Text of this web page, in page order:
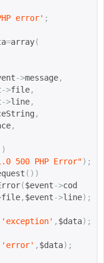
error' ;
=array(
->message,
->file,
->line,
,
,
500 PHP Error");
())
($event->cod
file, $event->line);
'exception' , $data);
'error' , $data);